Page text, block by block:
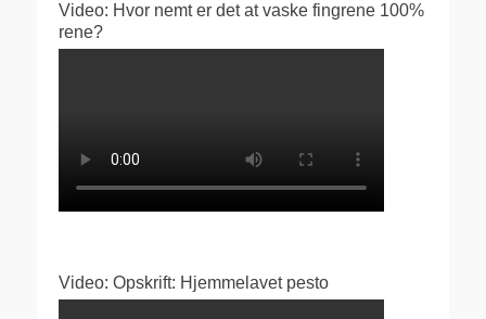
Video: Hvor nemt er det at vaske fingrene 100%
rene?
Video: Opskrift: Hjemmelavet pesto